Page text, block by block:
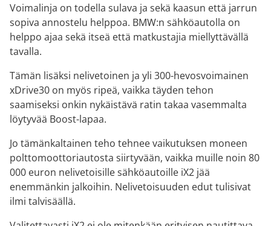
Voimalinja on todella sulava ja sekä kaasun että jarrun
sopiva annostelu helppoa. BMW:n sähköautolla on
helppo ajaa sekä itseä että matkustajia miellyttävällä
tavalla.
Tämän lisäksi nelivetoinen ja yli 300-hevosvoimainen
xDrive30 on myös ripeä, vaikka täyden tehon
saamiseksi onkin nykäistävä ratin takaa vasemmalta
löytyvää Boost-lapaa.
Jo tämänkaltainen teho tehnee vaikutuksen moneen
polttomoottoriautosta siirtyvään, vaikka muille noin 80
000 euron nelivetoisille sähköautoille iX2 jää
enemmänkin jalkoihin. Nelivetoisuuden edut tulisivat
ilmi talvisäällä.